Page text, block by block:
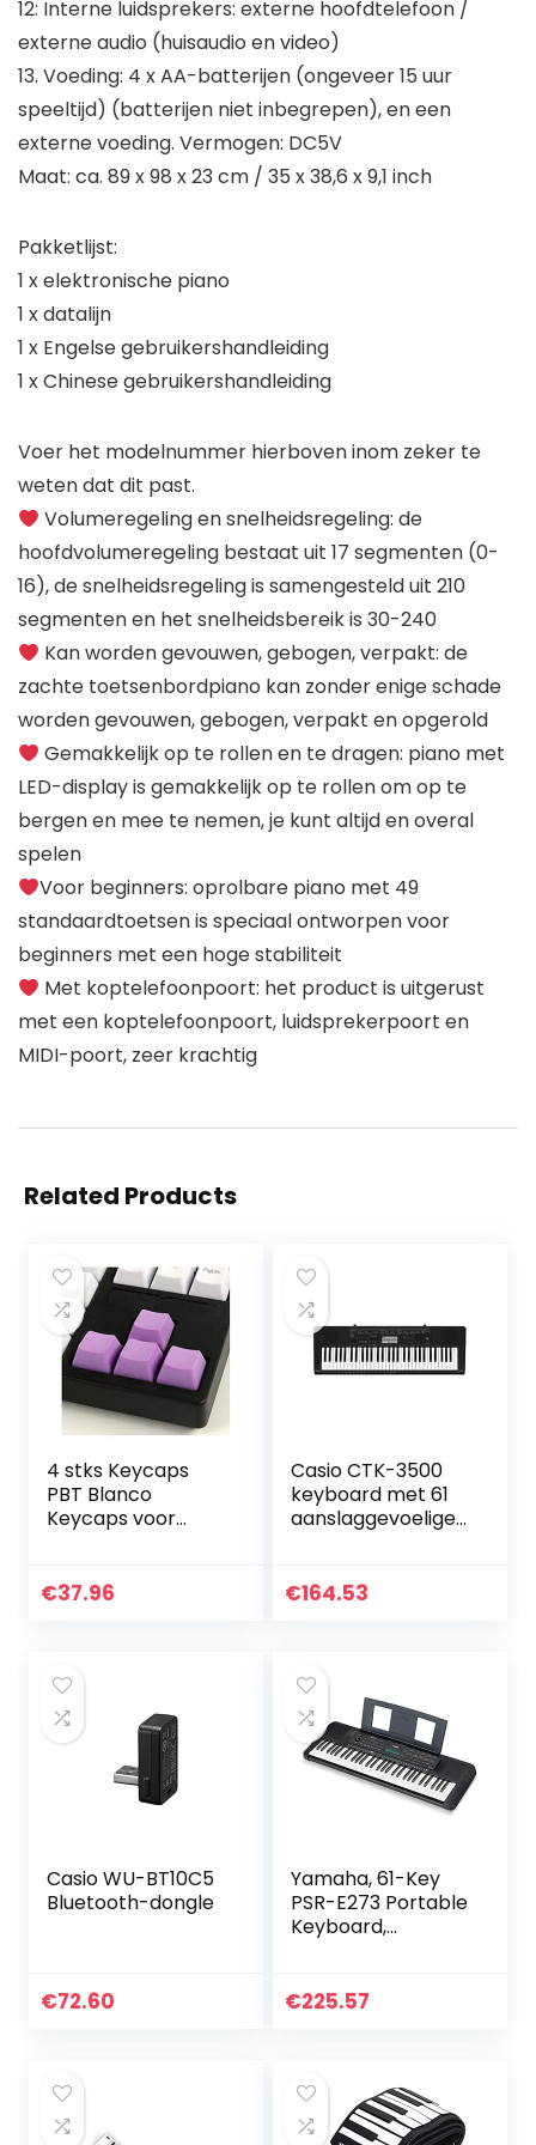
12: Interne luidsprekers: externe hoofdtelefoon /
externe audio (huisaudio en video)
13. Voeding: 4 x AA-batterijen (ongeveer 15 uur
speeltijd) (batterijen niet inbegrepen), en een
externe voeding. Vermogen: DC5V
Maat: ca. 89 x 98 x 23 cm / 35 x 38,6 x 9,1 inch
Pakketlijst:
1 x elektronische piano
1 x datalijn
1 x Engelse gebruikershandleiding
1 x Chinese gebruikershandleiding
Voer het modelnummer hierboven inom zeker te
weten dat dit past.
Volumeregeling en snelheidsregeling: de
hoofdvolumeregeling bestaat uit 17 segmenten (0-
16), de snelheidsregeling is samengesteld uit 210
segmenten en het snelheidsbereik is 30-240
Kan worden gevouwen, gebogen, verpakt: de
zachte toetsenbordpiano kan zonder enige schade
worden gevouwen, gebogen, verpakt en opgerold
Gemakkelijk op te rollen en te dragen: piano met
LED-display is gemakkelijk op te rollen om op te
bergen en mee te nemen, je kunt altijd en overal
spelen
Voor beginners: oprolbare piano met 49
standaardtoetsen is speciaal ontworpen voor
beginners met een hoge stabiliteit
Met koptelefoonpoort: het product is uitgerust
met een koptelefoonpoort, luidsprekerpoort en
MIDI-poort, zeer krachtig
Related Products
4 stks Keycaps
PBT Blanco
Keycaps voor
toetsenbord
Adecuado…
€37.96
Casio CTK-3500
keyboard met 61
aanslaggevoelige
begeleidingsauto
€164.53
Casio WU-BT10C5
Bluetooth-dongle
€72.60
Yamaha, 61-Key
PSR-E273 Portable
Keyboard,
€225.57